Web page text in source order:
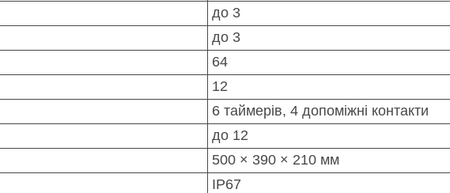
до 3
до 3
64
12
6 таймерів, 4 допоміжні контакти
до 12
500 × 390 × 210 мм
IP67